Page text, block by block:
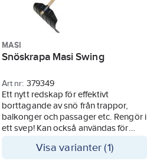
MASI
Snöskrapa Masi Swing
Art nr: 379349
Ett nytt redskap för effektivt
borttagande av snö från trappor,
balkonger och passager etc. Rengör i
ett svep! Kan också användas för
Visa varianter (1)